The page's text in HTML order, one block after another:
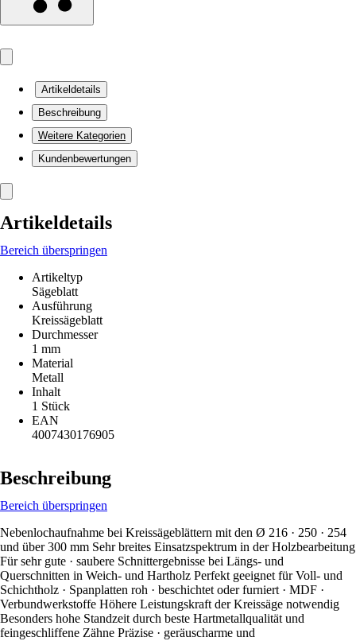
Artikeldetails
Beschreibung
Weitere Kategorien
Kundenbewertungen
Artikeldetails
Bereich überspringen
Artikeltyp
Sägeblatt
Ausführung
Kreissägeblatt
Durchmesser
1 mm
Material
Metall
Inhalt
1 Stück
EAN
4007430176905
Beschreibung
Bereich überspringen
Nebenlochaufnahme bei Kreissägeblättern mit den Ø 216 · 250 · 254
und über 300 mm Sehr breites Einsatzspektrum in der Holzbearbeitung
Für sehr gute · saubere Schnittergebnisse bei Längs- und
Querschnitten in Weich- und Hartholz Perfekt geeignet für Voll- und
Schichtholz · Spanplatten roh · beschichtet oder furniert · MDF ·
Verbundwerkstoffe Höhere Leistungskraft der Kreissäge notwendig
Besonders hohe Standzeit durch beste Hartmetallqualität und
feingeschliffene Zähne Präzise · geräuscharme und